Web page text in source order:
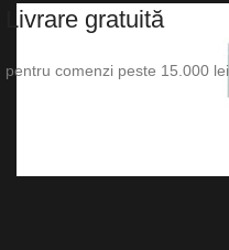
Livrare gratuită
pentru comenzi peste 15.000 lei